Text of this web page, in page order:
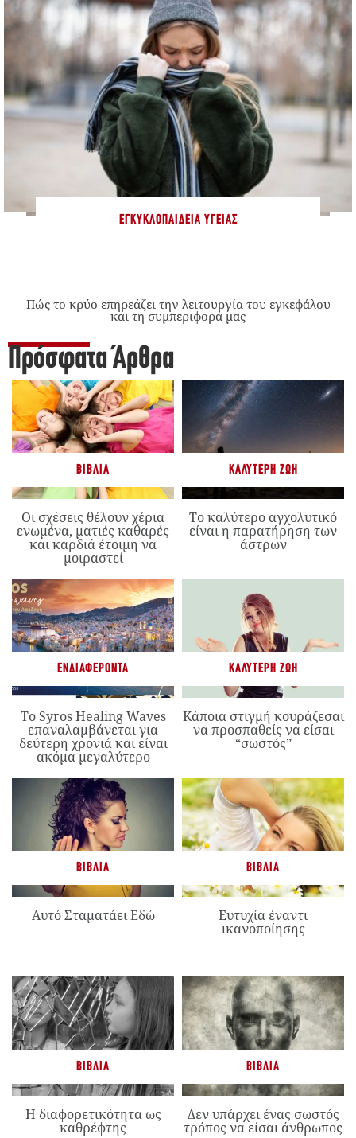
ΕΓΚΥΚΛΟΠΑΊΔΕΙΑ ΥΓΕΊΑΣ
Πώς το κρύο επηρεάζει την λειτουργία του εγκεφάλου
και τη συμπεριφορά μας
Πρόσφατα Άρθρα
ΒΙΒΛΊΑ
Οι σχέσεις θέλουν χέρια
ενωμένα, ματιές καθαρές
και καρδιά έτοιμη να
μοιραστεί
ΚΑΛΎΤΕΡΗ ΖΩΉ
Το καλύτερο αγχολυτικό
είναι η παρατήρηση των
άστρων
ΕΝΔΙΑΦΈΡΟΝΤΑ
Το Syros Healing Waves
επαναλαμβάνεται για
δεύτερη χρονιά και είναι
ακόμα μεγαλύτερο
ΚΑΛΎΤΕΡΗ ΖΩΉ
Κάποια στιγμή κουράζεσαι
να προσπαθείς να είσαι
“σωστός”
ΒΙΒΛΊΑ
Αυτό Σταματάει Εδώ
ΒΙΒΛΊΑ
Ευτυχία έναντι
ικανοποίησης
ΒΙΒΛΊΑ
Η διαφορετικότητα ως
καθρέφτης
ΒΙΒΛΊΑ
Δεν υπάρχει ένας σωστός
τρόπος να είσαι άνθρωπος